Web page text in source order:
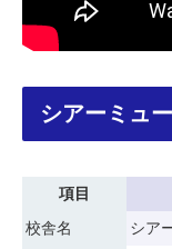
シアーミュ
項目
校舎名
シア